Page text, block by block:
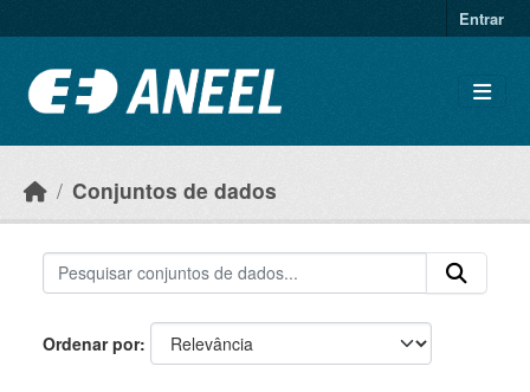
Entrar
Conjuntos de dados
Ordenar por